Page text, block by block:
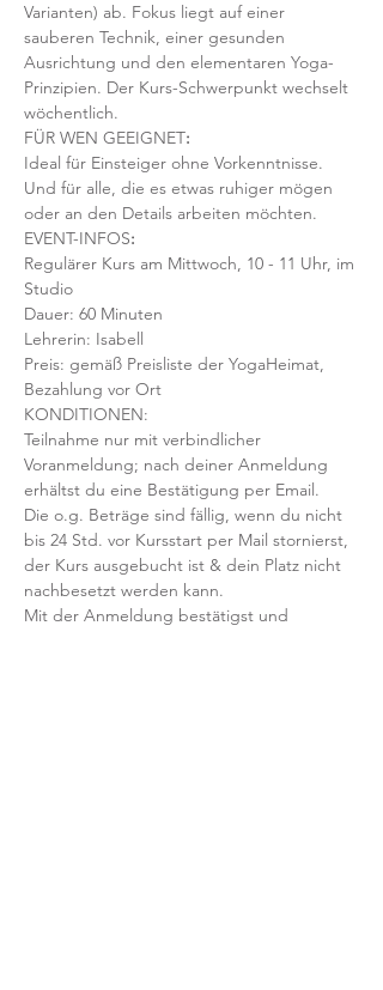
Varianten) ab. Fokus liegt auf einer
sauberen Technik, einer gesunden
Ausrichtung und den elementaren Yoga-
Prinzipien. Der Kurs-Schwerpunkt wechselt
wöchentlich.
FÜR WEN GEEIGNET:
Ideal für Einsteiger ohne Vorkenntnisse.
Und für alle, die es etwas ruhiger mögen
oder an den Details arbeiten möchten.
EVENT-INFOS:
Regulärer Kurs am Mittwoch, 10 - 11 Uhr, im
Studio
Dauer: 60 Minuten
Lehrerin: Isabell
Preis: gemäß Preisliste der YogaHeimat,
Bezahlung vor Ort
KONDITIONEN:
Teilnahme nur mit verbindlicher
Voranmeldung; nach deiner Anmeldung
erhältst du eine Bestätigung per Email.
Die o.g. Beträge sind fällig, wenn du nicht
bis 24 Std. vor Kursstart per Mail stornierst,
der Kurs ausgebucht ist & dein Platz nicht
nachbesetzt werden kann.
Mit der Anmeldung bestätigst und